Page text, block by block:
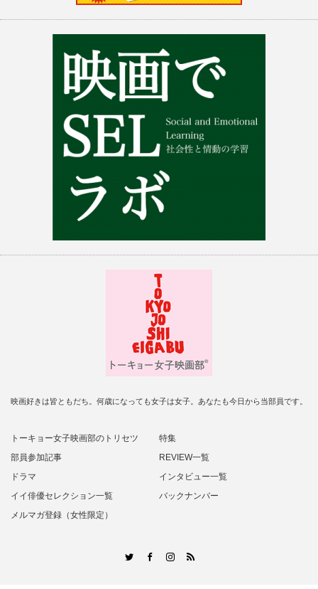
映画好きは皆ともだち。何歳になっても女子は女子。あなたも今日から当部員です。
トーキョー女子映画部のトリセツ
特集
部員参加記事
REVIEW一覧
ドラマ
インタビュー一覧
イイ俳優セレクション一覧
バックナンバー
メルマガ登録（女性限定）
TwitterFacebookInstagram
RSS